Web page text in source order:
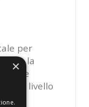
per
la
a livello
×